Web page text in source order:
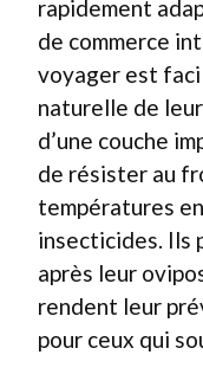
rapidement
de commerce
voyager est
naturelle de
d’une couche
de résister au
températures
insecticides. Ils
après leur
rendent leur
pour ceux qui